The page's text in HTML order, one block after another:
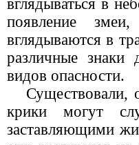
вглядываться в
появление
вглядываются в
различные знаки
видов опасности.
Существовали,
крики могут
заставляющими